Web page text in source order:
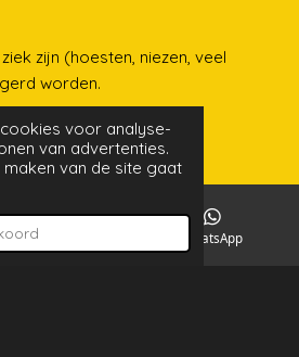
voor analyse-
van advertenties.
van de site gaat
zijn (hoesten, niezen, veel
worden.
die kinderen onthouden" 🤩
Facebook WhatsApp